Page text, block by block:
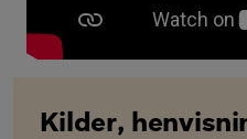
Kilder,